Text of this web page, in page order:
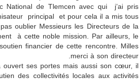
National de Tlemcen avec qui j’ai pris
principal et pour cela il a mis tous
oublier Messieurs les Directeurs de la
à cette noble mission. Par ailleurs, le
financier de cette rencontre. Milles
merci à son directeur.
ouvert ses portes mais aussi son cœur, il
des collectivités locales aux activités